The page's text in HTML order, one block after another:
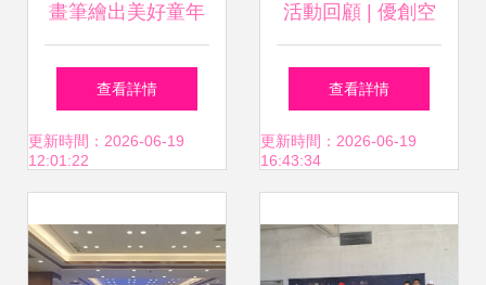
畫筆繪出美好童年
信合培育新生力量
——科爾沁區聯社
一”員工親子系列活
查看詳情
更新時間：2026-06-19
12:01:22
活動回顧 | 優創空
間組織全體員工觀
看慶祝中國共產黨
會，彰顯專業大型
查看詳情
更新時間：2026-06-19
16:43:34